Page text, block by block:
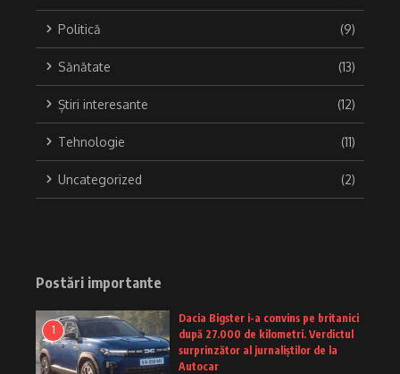
Politică (9)
Sănătate (13)
Știri interesante (12)
Tehnologie (11)
Uncategorized (2)
Postări importante
1
Dacia Bigster i-a convins pe britanici
după 27.000 de kilometri. Verdictul
surprinzător al jurnaliștilor de la
Autocar